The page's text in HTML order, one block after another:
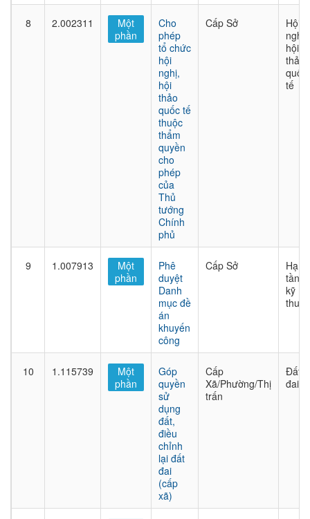
8 2.002311
Một
phần
Cho
phép
tổ chức
hội
nghị,
hội
thảo
quốc tế
thuộc
thẩm
quyền
cho
phép
của
Thủ
tướng
Chính
phủ
Cấp Sở
Hội
nghị,
hội
thảo
quốc
tế
9 1.007913
Một
phần
Phê
duyệt
Danh
mục đề
án
khuyến
công
Cấp Sở
Hạ
tầng
kỹ
thuật
10 1.115739
Một
phần
Góp
quyền
sử
dụng
đất,
điều
chỉnh
lại đất
đai
(cấp
xã)
Cấp
Xã/Phường/Thị
trấn
Đất
đai